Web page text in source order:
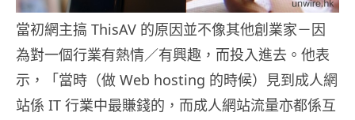
當初網主搞 ThisAV 的原因並不像其他創業家－因
為對一個行業有熱情／有興趣，而投入進去。他表
示，「當時（做 Web hosting 的時候）見到成人網
站係 IT 行業中最賺錢的，而成人網站流量亦都係互